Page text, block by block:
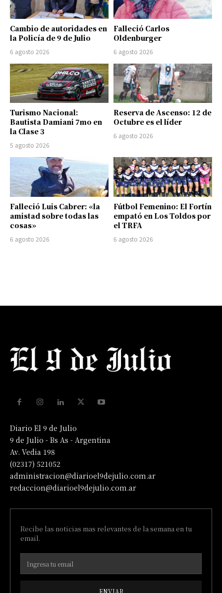
Cambio de autoridades en
la Policía de 9 de Julio
6 agosto 2026
Falleció Carlos
Oldenburger
6 agosto 2026
Turismo Nacional:
Bautista Damiani 7mo en
la Clase 3
5 agosto 2026
Reserva de Ascenso: 12 de
Octubre es el líder
6 agosto 2026
Falleció Luis Cabrer: «la
amistad sobre todas las
cosas»
6 agosto 2026
Fútbol Femenino: El Fortín
empató en Los Toldos por
el TRFA
6 agosto 2026
Diario El 9 de Julio
9 de Julio - Bs As - Argentina
Av. Vedia 198
(02317) 521052
administracion@diarioel9dejulio.com.ar
redaccion@diarioel9dejulio.com.ar
Recibe las noticias mas relevantes de la semana en tu
email.
ENVIAR